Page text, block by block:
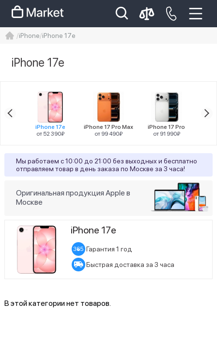
Iphone 14 pro max
iPhone iPhone 17e
iPhone 17e
iPhone 17e
от 52 390₽
iPhone 17 Pro Max
от 99 490₽
iPhone 17 Pro
от 91 990₽
Мы работаем с 10:00 до 21:00 без выходных и бесплатно
отправляем товар в день заказа по Москве за 3 часа!
Оригинальная продукция Apple в
Москве
iPhone 17e
Гарантия 1 год
Быстрая доставка за 3 часа
В этой категории нет товаров.